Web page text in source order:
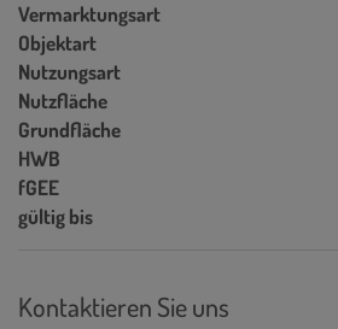
Vermarktungsart
Objektart
Nutzungsart
Nutzfläche
Grundfläche
HWB
fGEE
gültig bis
Kontaktieren Sie uns